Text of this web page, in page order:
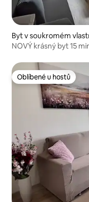
Byt v soukromém
8
NOVÝ krásný byt 15
Oblíbené u hostů
Oblíbené u hostů